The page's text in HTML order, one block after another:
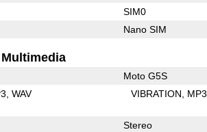
SIM0
Nano SIM
Multimedia
Moto G5S
WAV VIBRATION MP3
Stereo